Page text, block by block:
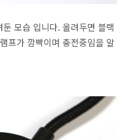
모습 입니다. 올려두면 블랙
프가 깜빡이며 충전중임을 알